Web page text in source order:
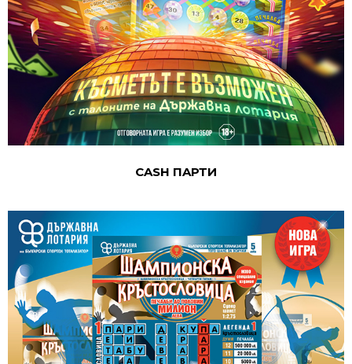
CASH ПAРТИ